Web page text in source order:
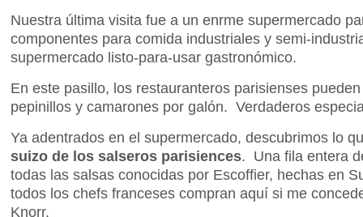
Nuestra última visita fue a un enrme supermercado
componentes para comida industriales y semi-
supermercado listo-para-usar gastronómico.
En este pasillo, los restauranteros parisienses
pepinillos y camarones por galón. Verdaderos
Ya adentrados en el supermercado, descubrimos lo
suizo de los salseros parisiences. Una fila entera
todas las salsas conocidas por Escoffier, hechas en
todos los chefs franceses compran aquí si me
Knorr.